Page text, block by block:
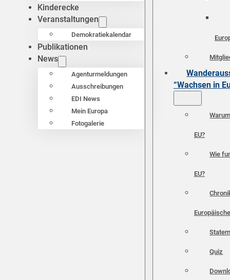
Kinderecke
Veranstaltungen
Demokratiekalendar
Publikationen
News
Agenturmeldungen
Ausschreibungen
EDI News
Mein Europa
Fotogalerie
“Wachsen in
EU?
Wie
EU?
Quiz